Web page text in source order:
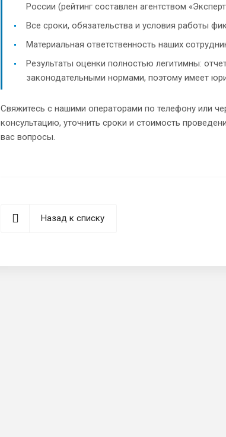
России (рейтинг составлен агентством
Все сроки, обязательства и условия работы
Материальная ответственность наших
Результаты оценки полностью легитимны:
законодательными нормами, поэтому имеет
Свяжитесь с нашими операторами по телефону или
консультацию, уточнить сроки и стоимость
вас вопросы.
Назад к списку